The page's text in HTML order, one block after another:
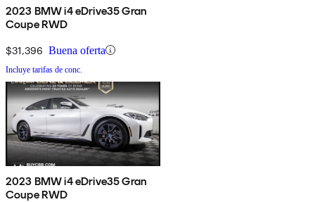
2023 BMW i4 eDrive35 Gran
Coupe RWD
$31,396 Buena oferta
Incluye tarifas de conc.
2023 BMW i4 eDrive35 Gran
Coupe RWD